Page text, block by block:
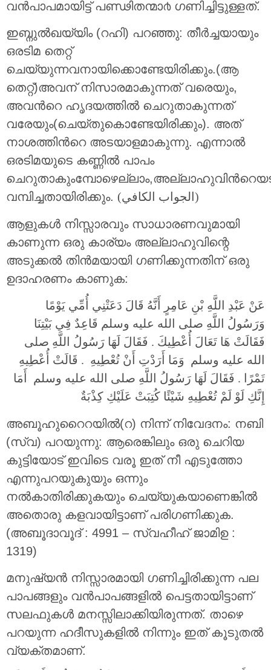
വന്‍പാപമായിട്ട് പണ്ഢിതന്മാ൪ ഗണിച്ചിട്ടുള്ളത്.
ഇബ്നുല്‍ഖയ്യിം (റഹി) പറഞ്ഞു: തീര്‍ച്ചയായും
ഒരടിമ തെറ്റ്
ചെയ്യുന്നവനായിക്കൊണ്ടേയിരിക്കും.(ആ
തെറ്റ്)അവന് നിസാരമാകുന്നത് വരെയും,
അവന്‍റെ ഹൃദയത്തില്‍ ചെറുതാകുന്നത്
വരേയും(ചെയ്തുകൊണ്ടേയിരിക്കും). അത്
നാശത്തിന്‍റെ അടയാളമാകുന്നു. എന്നാല്‍
ഒരടിമയുടെ കണ്ണില്‍ പാപം
വമ്പിച്ചതായിരിക്കും.
(الجواب الكافي)
ആളുകള്‍ നിസ്സാരവും സാധാരണവുമായി
കാണുന്ന ഒരു കാര്യം അല്ലാഹുവിന്റെ
അടുക്കല്‍ തിന്‍മയായി ഗണിക്കുന്നതിന് ഒരു
ഉദാഹരണം കാണുക:
عَنْ عَبْدِ اللَّهِ بْنِ عَامِرٍ أَنَّهُ قَالَ دَعَتْنِي أُمِّي يَوْمًا
وَرَسُولُ اللَّهِ صلى الله عليه وسلم قَاعِدٌ فِي بَيْتِنَا
فَقَالَتْ هَا تَعَالَ أُعْطِيكَ ‏.‏ فَقَالَ لَهَا رَسُولُ اللَّهِ صلى
الله عليه وسلم ‏‏ وَمَا أَرَدْتِ أَنْ تُعْطِيهِ ‏‏ ‏.‏ قَالَتْ أُعْطِيهِ
تَمْرًا ‏.‏ فَقَالَ لَهَا رَسُولُ اللَّهِ صلى الله عليه وسلم ‏‏ أَمَا
إِنَّكِ لَوْ لَمْ تُعْطِيهِ شَيْئًا كُتِبَتْ عَلَيْكِ كِذْبَةٌ
അബൂഹുറൈറയില്‍(റ) നിന്ന് നിവേദനം: നബി
(സ്വ) പറയുന്നു: ആരെങ്കിലും ഒരു ചെറിയ
കുട്ടിയോട് ഇവിടെ വരൂ ഇത് നീ എടുത്തോ
എന്നുപറയുകുയും ഒന്നും
നല്‍കാതിരിക്കുകയും ചെയ്യുകയാണെങ്കില്‍
അതൊരു കളവായിട്ടാണ് പരിഗണിക്കുക.
(അബൂദാവൂദ് : 4991 – സ്വഹീഹ് ജാമിഉ :
1319)
മനുഷ്യന്‍ നിസ്സാരമായി ഗണിച്ചിരിക്കുന്ന പല
പാപങ്ങളും വന്‍പാപങ്ങളില്‍ പെട്ടതായിട്ടാണ്
സലഫുകള്‍ മനസ്സിലാക്കിയിരുന്നത്. താഴെ
പറയുന്ന ഹദീസുകളില്‍ നിന്നും ഇത് കൂടുതല്‍
വ്യക്തമാണ്.